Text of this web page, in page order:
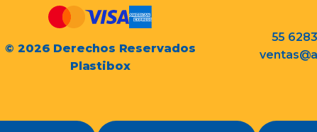
© 2026 Derechos Reservados
Plastibox
55